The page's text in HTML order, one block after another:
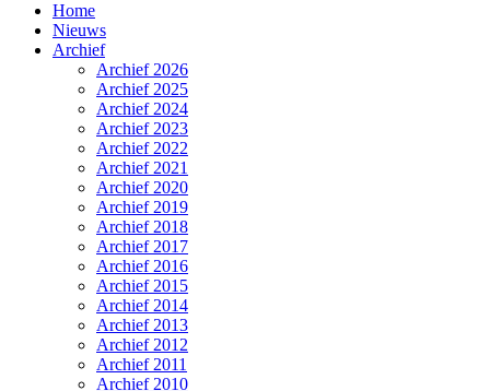
Home
Nieuws
Archief
Archief 2026
Archief 2025
Archief 2024
Archief 2023
Archief 2022
Archief 2021
Archief 2020
Archief 2019
Archief 2018
Archief 2017
Archief 2016
Archief 2015
Archief 2014
Archief 2013
Archief 2012
Archief 2011
Archief 2010